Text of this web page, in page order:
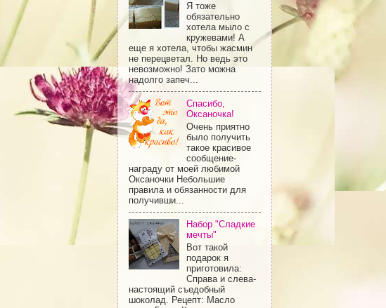
Я тоже
обязательно
хотела мыло с
кружевами! А
еще я хотела, чтобы жасмин
не перецветал. Но ведь это
невозможно! Зато можна
надолго запеч...
Спасибо,
Оксаночка!
Очень приятно
было получить
такое красивое
сообщение-
награду от моей любимой
Оксаночки Небольшие
правила и обязанности для
получивши...
Набор "Сладкие
мечты"
Вот такой
подарок я
приготовила:
Справа и слева-
настоящий съедобный
шоколад. Рецепт: Масло